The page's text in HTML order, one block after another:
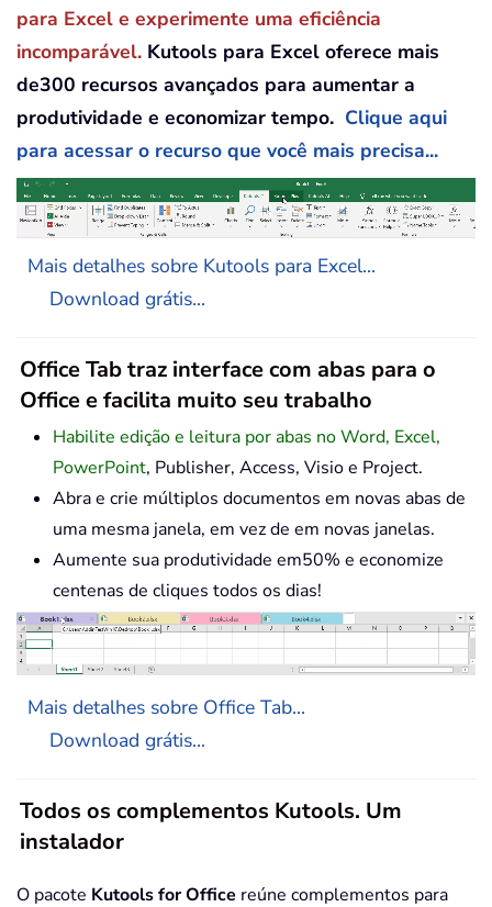
para Excel e experimente uma eficiência
incomparável. Kutools para Excel oferece mais
de300 recursos avançados para aumentar a
produtividade e economizar tempo. Clique aqui
para acessar o recurso que você mais precisa...
Mais detalhes sobre Kutools para Excel...
Download grátis...
Office Tab traz interface com abas para o
Office e facilita muito seu trabalho
Habilite edição e leitura por abas no Word, Excel,
PowerPoint, Publisher, Access, Visio e Project.
Abra e crie múltiplos documentos em novas abas de
uma mesma janela, em vez de em novas janelas.
Aumente sua produtividade em50% e economize
centenas de cliques todos os dias!
Mais detalhes sobre Office Tab...
Download grátis...
Todos os complementos Kutools. Um
instalador
O pacote Kutools for Office reúne complementos para